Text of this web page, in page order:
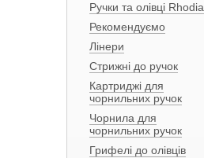
Ручки та олівці Rhodia
Рекомендуємо
Лінери
Стрижні до ручок
Картриджі для
чорнильних ручок
Чорнила для
чорнильних ручок
Грифелі до олівців